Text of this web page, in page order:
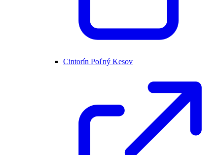
Cintorín Poľný Kesov